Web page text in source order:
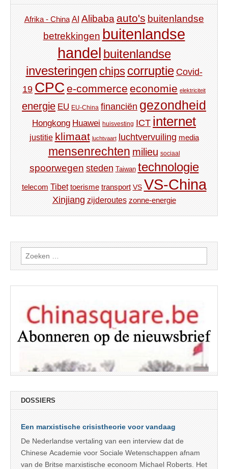
Afrika - China AI Alibaba auto's buitenlandse
betrekkingen buitenlandse
handel buitenlandse
investeringen chips corruptie Covid-
19 CPC e-commerce economie elektriciteit
energie EU EU-China financiën gezondheid
Hongkong Huawei huisvesting ICT internet
justitie klimaat luchtvaart luchtvervuiling media
mensenrechten milieu sociaal
spoorwegen steden Taiwan technologie
telecom Tibet toerisme transport VS VS-China
Xinjiang zijderoutes zonne-energie
Zoeken
naar:
DOSSIERS
Een marxistische crisistheorie voor vandaag
De Nederlandse vertaling van een interview dat de
Chinese Academie voor Sociale Wetenschappen afnam
van de Britse marxistische econoom Michael Roberts. Het